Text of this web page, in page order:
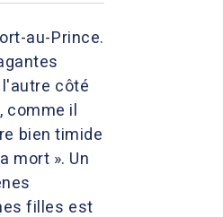
au-Prince.
côté
comme il
bien timide
mort ». Un
filles est